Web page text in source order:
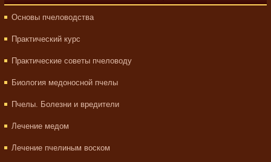
Основы пчеловодства
Практический курс
Практические советы пчеловоду
Биология медоносной пчелы
Пчелы. Болезни и вредители
Лечение медом
Лечение пчелиным воском